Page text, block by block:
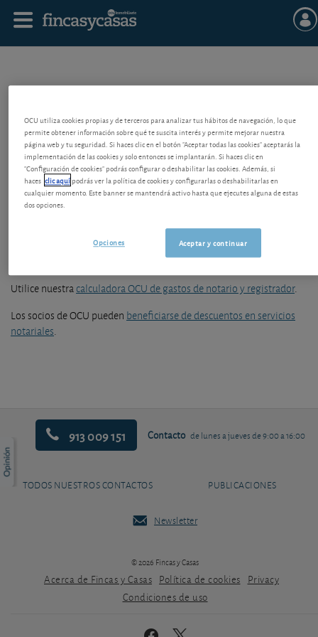
Honorarios o precios regulados que cobran determinados
profesionales, como los Notarios y Registradores. Son aprobados por
el Gobierno y establecen las cuantías a percibir en función de la
operación realizada (compraventa, hipoteca, testamento, donación,
Normalmente están claros pero ha habido casos de cobro excesivo, en
Utilice nuestra calculadora OCU de gastos de notario y registrador.
Los socios de OCU pueden beneficiarse de descuentos en servicios
notariales.
913 009 151 Contacto de lunes a jueves de 9:00 a 16:00
TODOS NUESTROS CONTACTOS PUBLICACIONES
Newsletter
© 2026 Fincas y Casas
Acerca de Fincas y Casas Política de cookies
Privacy
Condiciones de uso
OCU utiliza cookies propias y de terceros para analizar tus hábitos de navegación, lo que
permite obtener información sobre qué te suscita interés y permite mejorar nuestra
página web y tu seguridad. Si haces clic en el botón "Aceptar todas las cookies" aceptarás la
implementación de las cookies y solo entonces se implantarán. Si haces clic en
"Configuración de cookies" podrás configurar o deshabilitar las cookies. Además, si
haces clic aquípodrás ver la política de cookies y configurarlas o deshabilitarlas en
cualquier momento. Este banner se mantendrá activo hasta que ejecutes alguna de estas
dos opciones.
Aceptar y continuar
Opciones